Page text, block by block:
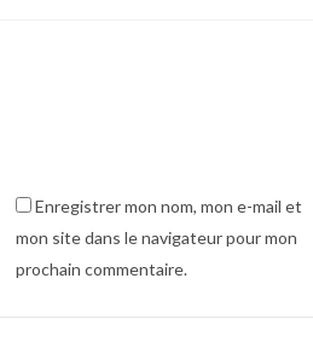
Enregistrer mon nom, mon e-mail et
mon site dans le navigateur pour mon
prochain commentaire.